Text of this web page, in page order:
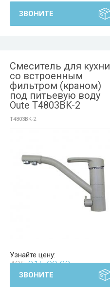
ЗВОНИТЕ
Смеситель для кухни
со встроенным
фильтром (краном)
под питьевую воду
Oute T4803BK-2
T4803BK-2
Узнайте цену:
495215 00 23
ЗВОНИТЕ